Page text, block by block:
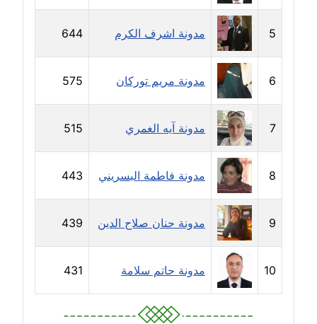
عاملة
مدونة ثائر دالي
عاملة
مدونة جاد كريم
عاملة
مدونة جلال الخطيب
عاملة
مدونة جهاد عبد الحميد
عاملة
مدونة جهاد غازي
عاملة
مدونة جواد الحربي
5 مدونة اشرف الكرم 644
6 مدونة مريم توركان 575
7 مدونة آيه الغمري 515
8 مدونة فاطمة البسريني 443
9 مدونة حنان صلاح الدين 439
10 مدونة حاتم سلامة 431